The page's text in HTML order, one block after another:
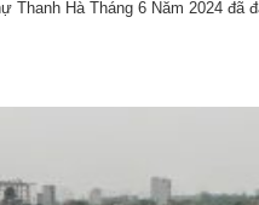
Thanh Hà Tháng 6 Năm 2024 đã